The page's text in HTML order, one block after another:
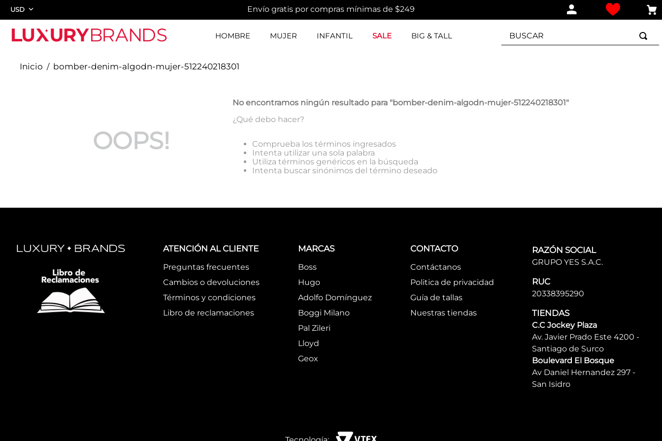
Envío gratis por compras mínimas de $249
USD
HOMBRE MUJER INFANTIL SALE BIG & TALL
BUSCAR
bomber-denim-algodn-mujer-512240218301
OOPS!
No encontramos ningún resultado para "bomber-denim-algodn-mujer-512240218301"
¿Qué debo hacer?
Comprueba los términos ingresados
Intenta utilizar una sola palabra
Utiliza términos genéricos en la búsqueda
Intenta buscar sinónimos del término deseado
ATENCIÓN AL CLIENTE
Preguntas frecuentes
Cambios o devoluciones
Términos y condiciones
Libro de reclamaciones
MARCAS
Boss
Hugo
Adolfo Domínguez
Boggi Milano
Pal Zileri
Lloyd
Geox
CONTACTO
Contáctanos
Politica de privacidad
Guía de tallas
Nuestras tiendas
RAZÓN SOCIAL
GRUPO YES S.A.C.
RUC
20338395290
TIENDAS
C.C Jockey Plaza
Av. Javier Prado Este 4200 -
Santiago de Surco
Boulevard El Bosque
Av Daniel Hernandez 297 -
San Isidro